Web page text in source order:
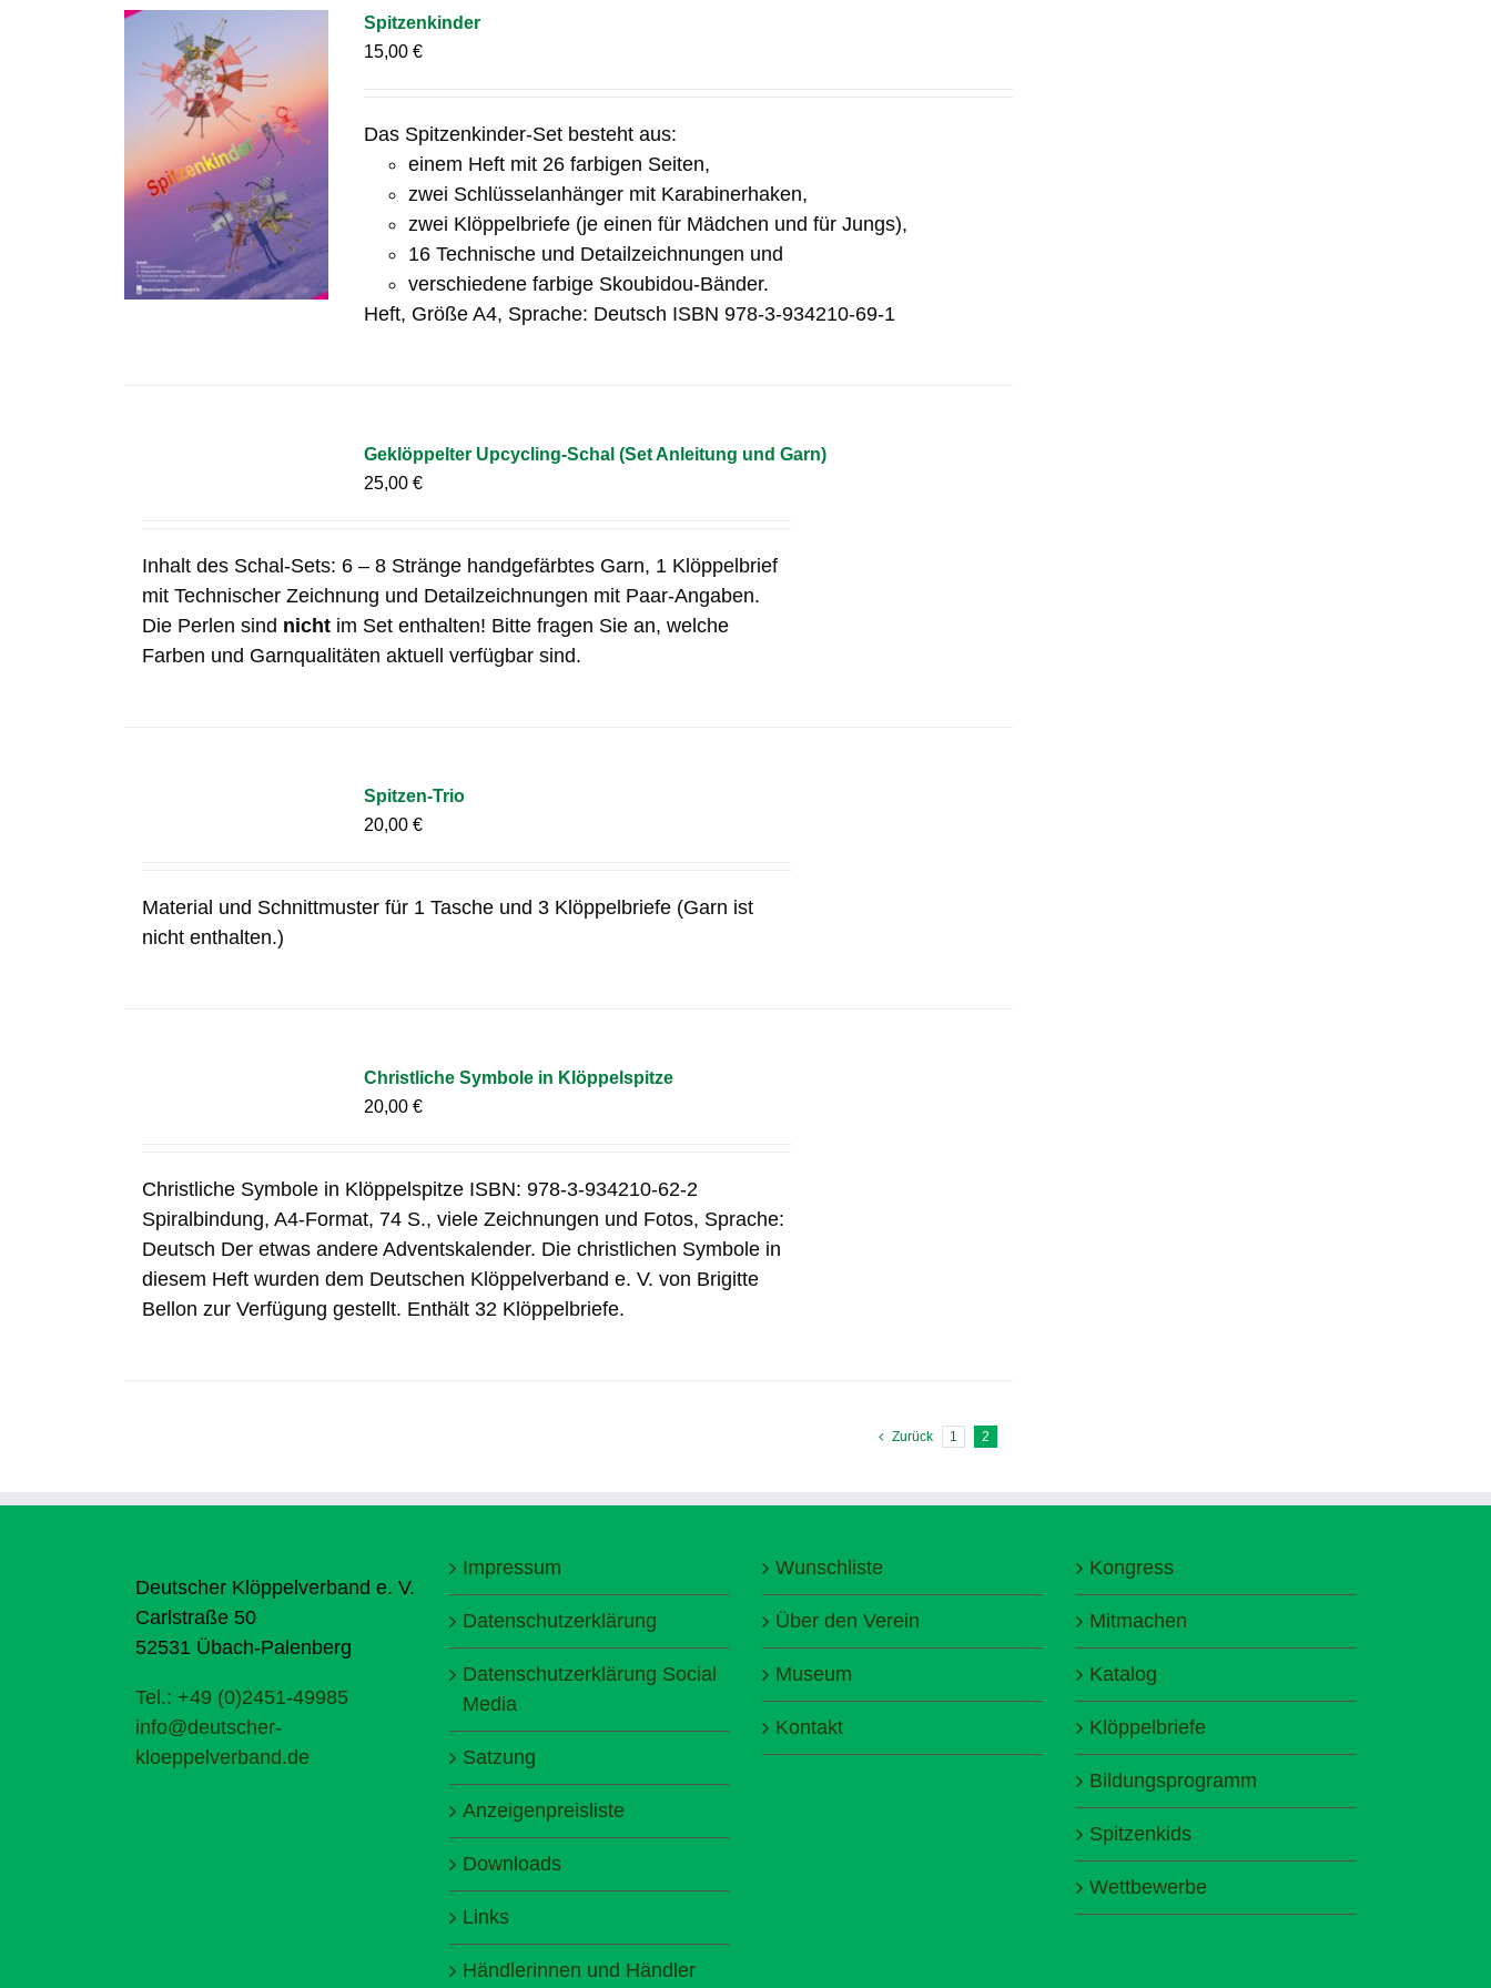
Spitzenkinder
15,00€
Das Spitzenkinder-Set besteht aus:
einem Heft mit 26 farbigen Seiten,
zwei Schlüsselanhänger mit Karabinerhaken,
zwei Klöppelbriefe (je einen für Mädchen und für Jungs),
16 Technische und Detailzeichnungen und
verschiedene farbige Skoubidou-Bänder.
Heft, Größe A4, Sprache: Deutsch ISBN 978-3-934210-69-1
Geklöppelter Upcycling-Schal (Set Anleitung und Garn)
25,00€
Inhalt des Schal-Sets: 6 – 8 Stränge handgefärbtes Garn, 1 Klöppelbrief
mit Technischer Zeichnung und Detailzeichnungen mit Paar-Angaben.
Die Perlen sind nicht im Set enthalten! Bitte fragen Sie an, welche
Farben und Garnqualitäten aktuell verfügbar sind.
Spitzen-Trio
20,00€
Material und Schnittmuster für 1 Tasche und 3 Klöppelbriefe (Garn ist
nicht enthalten.)
Christliche Symbole in Klöppelspitze
20,00€
Christliche Symbole in Klöppelspitze ISBN: 978-3-934210-62-2
Spiralbindung, A4-Format, 74 S., viele Zeichnungen und Fotos, Sprache:
Deutsch Der etwas andere Adventskalender. Die christlichen Symbole in
diesem Heft wurden dem Deutschen Klöppelverband e. V. von Brigitte
Bellon zur Verfügung gestellt. Enthält 32 Klöppelbriefe.
Zurück 1 2
Deutscher Klöppelverband e. V.
Carlstraße 50
52531 Übach-Palenberg
Tel.: +49 (0)2451-49985
info@deutscher-
kloeppelverband.de
Impressum
Datenschutzerklärung
Datenschutzerklärung Social
Media
Satzung
Anzeigenpreisliste
Downloads
Links
Händlerinnen und Händler
Wunschliste
Über den Verein
Museum
Kontakt
Kongress
Mitmachen
Katalog
Klöppelbriefe
Bildungsprogramm
Spitzenkids
Wettbewerbe